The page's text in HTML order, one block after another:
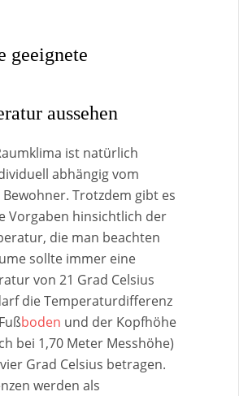
geeignete
aussehen
ist natürlich
abhängig vom
Trotzdem gibt es
Vorgaben hinsichtlich der
die man beachten
sollte immer eine
von 21 Grad Celsius
die Temperaturdifferenz
boden und der Kopfhöhe
bei 1,70 Meter Messhöhe)
Grad Celsius betragen.
werden als